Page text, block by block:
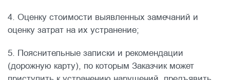
4. Оценку стоимости выявленных замечаний и
оценку затрат на их устранение;
5. Пояснительные записки и рекомендации
(дорожную карту), по которым Заказчик может